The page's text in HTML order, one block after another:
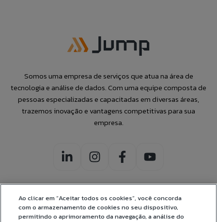
Somos uma empresa de serviços que atua na área de
tecnologia e análise de dados. Com uma equipe composta de
pessoas especializadas e capacitadas em diversas áreas,
trazemos inovação e vantagens competitivas para sua
empresa.
CERTIFICADOS:
Ao clicar em “Aceitar todos os cookies”, você concorda
com o armazenamento de cookies no seu dispositivo,
permitindo o aprimoramento da navegação, a análise do